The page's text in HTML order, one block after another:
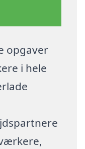
opgaver
i hele